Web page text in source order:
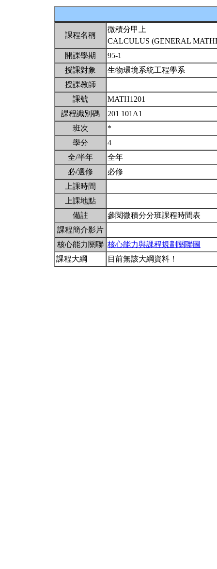
課程名稱
微積分甲上
CALCULUS (GENERAL
開課學期
95-1
授課對象
生物環境系統工程學系
授課教師
課號
MATH1201
課程識別碼
201 101A1
班次
*
學分
4
全/半年
全年
必/選修
必修
上課時間
上課地點
備註
參閱微積分分班課程時間表
課程簡介影片
核心能力關聯 核心能力與課程規劃關聯圖
課程大綱
目前無該大綱資料！